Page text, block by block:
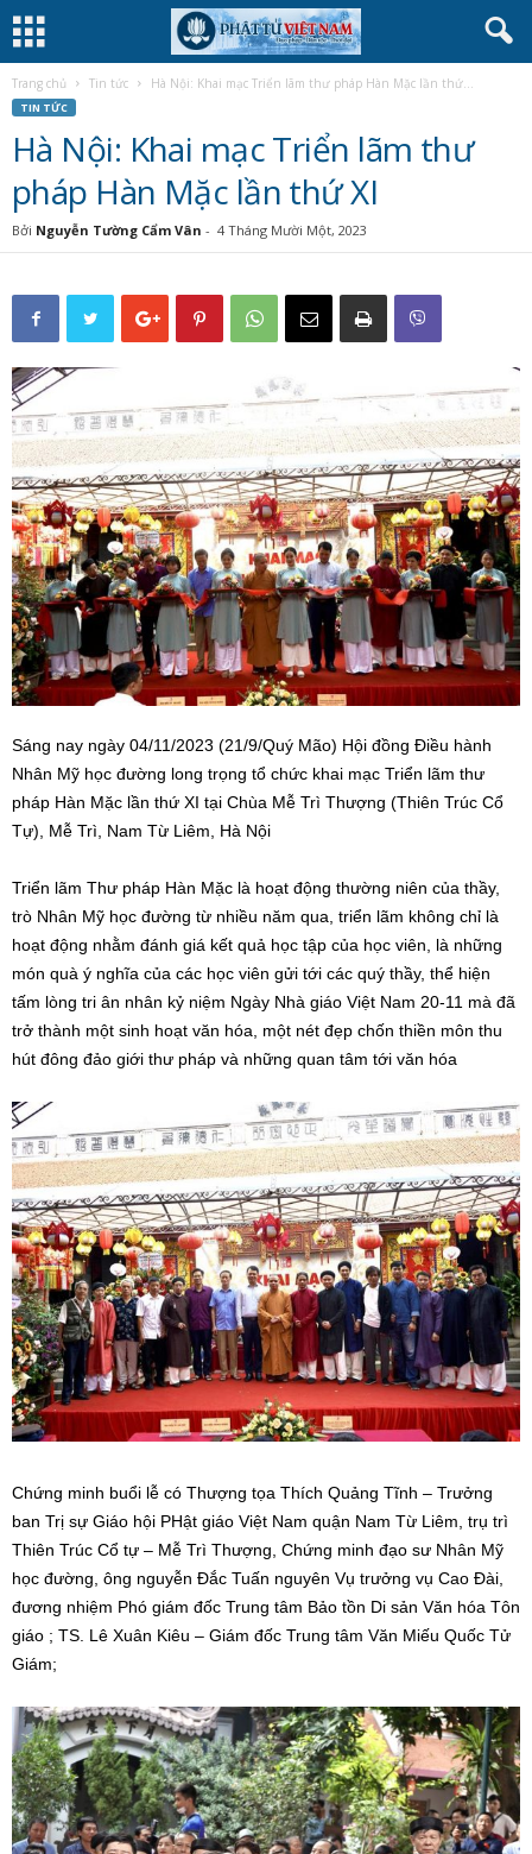
Trang chủ Tin tức Hà Nội: Khai mạc Triển lãm thư pháp Hàn Mặc lần thứ...
TIN TỨC
Hà Nội: Khai mạc Triển lãm thư
pháp Hàn Mặc lần thứ XI
Bởi Nguyễn Tường Cẩm Vân - 4 Tháng Mười Một, 2023
Sáng nay ngày 04/11/2023 (21/9/Quý Mão) Hội đồng Điều hành
Nhân Mỹ học đường long trọng tổ chức khai mạc Triển lãm thư
pháp Hàn Mặc lần thứ XI tại Chùa Mễ Trì Thượng (Thiên Trúc Cổ
Tự), Mễ Trì, Nam Từ Liêm, Hà Nội
Triển lãm Thư pháp Hàn Mặc là hoạt động thường niên của thầy,
trò Nhân Mỹ học đường từ nhiều năm qua, triển lãm không chỉ là
hoạt động nhằm đánh giá kết quả học tập của học viên, là những
món quà ý nghĩa của các học viên gửi tới các quý thầy, thể hiện
tấm lòng tri ân nhân kỷ niệm Ngày Nhà giáo Việt Nam 20-11 mà đã
trở thành một sinh hoạt văn hóa, một nét đẹp chốn thiền môn thu
hút đông đảo giới thư pháp và những quan tâm tới văn hóa
Chứng minh buổi lễ có Thượng tọa Thích Quảng Tĩnh – Trưởng
ban Trị sự Giáo hội PHật giáo Việt Nam quận Nam Từ Liêm, trụ trì
Thiên Trúc Cổ tự – Mễ Trì Thượng, Chứng minh đạo sư Nhân Mỹ
học đường, ông nguyễn Đắc Tuấn nguyên Vụ trưởng vụ Cao Đài,
đương nhiệm Phó giám đốc Trung tâm Bảo tồn Di sản Văn hóa Tôn
giáo ; TS. Lê Xuân Kiêu – Giám đốc Trung tâm Văn Miếu Quốc Tử
Giám;